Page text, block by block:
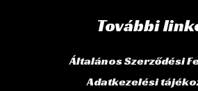
További
Általános Szerződési
Adatkezelési